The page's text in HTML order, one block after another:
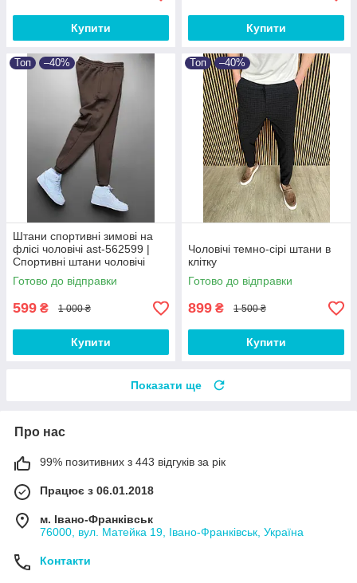
Купити Купити
Топ –40%
Штани спортивні зимові на
флісі чоловічі ast-562599 |
Спортивні штани чоловічі
теплі Люкс якості
Готово до відправки
599 ₴ 1 000 ₴
Купити
Топ –40%
Чоловічі темно-сірі штани в
клітку
Готово до відправки
899 ₴ 1 500 ₴
Купити
Показати ще
Про нас
99% позитивних з 443 відгуків за рік
Працює з 06.01.2018
м. Івано-Франківськ
76000, вул. Матейка 19, Івано-Франківськ, Україна
Контакти